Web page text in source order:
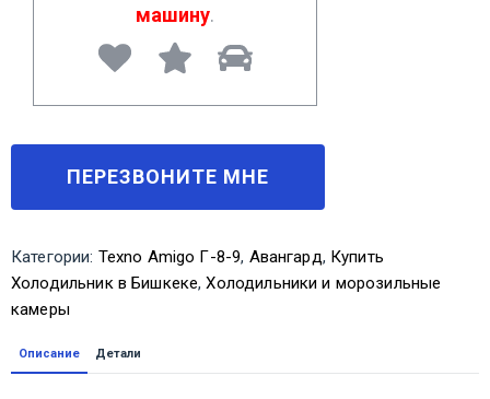
машину.
Категории: Texno Amigo Г-8-9, Авангард, Купить
Холодильник в Бишкеке,Холодильники и морозильные
камеры
Описание Детали